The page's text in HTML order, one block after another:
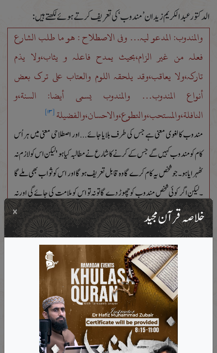
الدکتور عبد الکریم زیدان ’مندوب‘ کی تعریف کرتے ہوئے لکھتے ہیں :
والمندوب: المدعو لیہ… وفی الاصطلاح : ھو ما طلب الشارع
فعلہ من غیر الزام،بحیث یمدح فاعلہ و یثاب،ولا یذم
تارکہ،ولا یعاقب،وقد یلحقہ اللوم والعتاب علی ترک بعض
أنواع المندوب… والمندوب یسمی أیضا: السنة،و
النافلة،والمستحب،والتطوع،والاحسان،والفضیلة [۱۳]
مندوب کا لغوی معنی ہے جس کی طرف بلایا جائے...اور اصطلاحی معنی میں ہر اُس
کام کو مندوب کہیں گے جس کے کرنے کا شارع نے مطالبہ کیا ہو 'لیکن اس کو لازم نہ
ٹھہرایا ہو۔جو شخص یہ کام کرے گا وہ قابل تعریف ہو گا اور اس کو ثواب بھی ملے گا
۔لیکن اگر کوئی شخص مندوب کو چھوڑ دے گا تو نہ تو اس کو ملامت کی جائے گی اور نہ
ہی اس کو سزا دی جائے گی۔تاہم مندوب کی بعض قسمیں ایسی ہیں کہ جن کے
چھوڑنے پر ملامت بھی کی جائے گی اور سزا بھی ہو گی… مندوب کو علماء کے ہاں
سنت،نفل،مستحب،تطوع،احسان اور فضیلت بھی کہتے ہیں
فقہاء نے عام طور پر مندوب کو تین طرح سے تقسیم کیا ہے اور ہر قسم کا الگ الگ حکم بھی
مندوب کی پہلی قسم ’سنت مؤکدہ‘ کہلاتی ہے ۔الدکتور عبد الکریم زیدان لکھتے
خلاصہ قرآن مجید ×